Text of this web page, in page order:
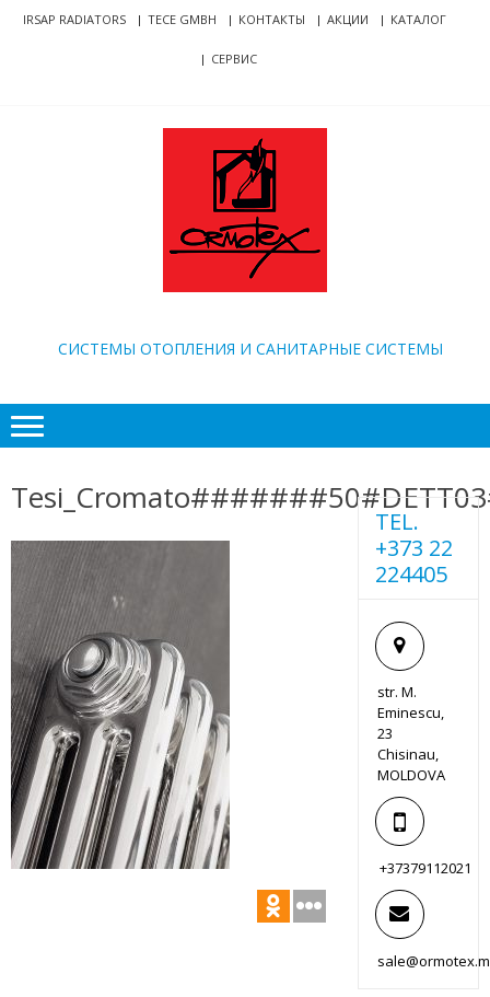
Skip
SkipIRSAP RADIATORS TECE GMBH КОНТАКТЫ АКЦИИ КАТАЛОГ
СЕРВИС
CИСТЕМЫ ОТОПЛЕНИЯ И САНИТАРНЫЕ СИСТЕМЫ
TEL.
+373 22
224405
str. M.
Eminescu,
23
Chisinau,
MOLDOVA
+37379112021